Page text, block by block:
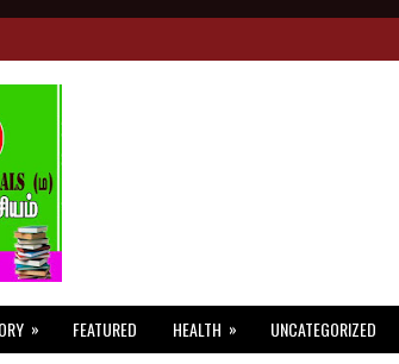
» FEATURED HEALTH » UNCATEGORIZED